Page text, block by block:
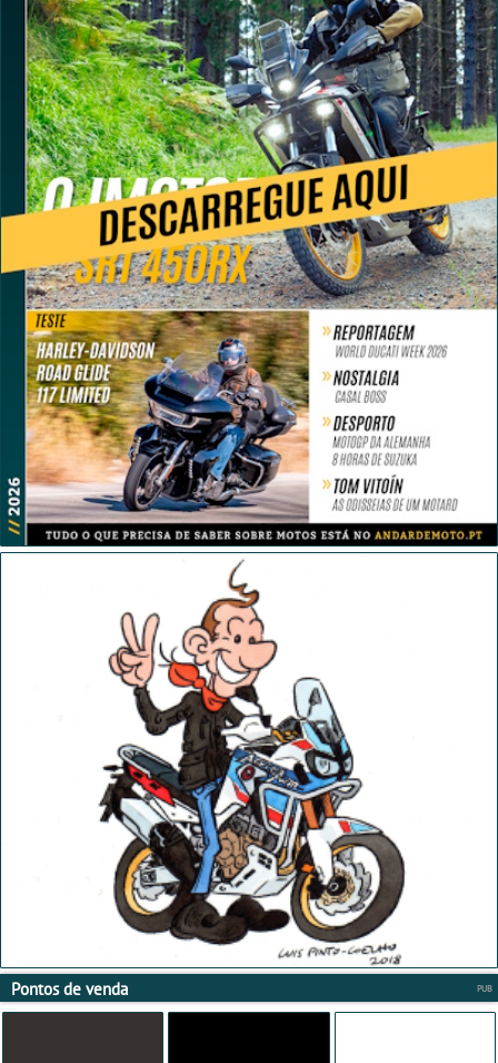
Pontos de venda